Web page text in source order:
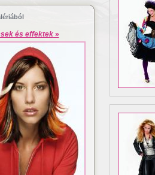
és effektek»